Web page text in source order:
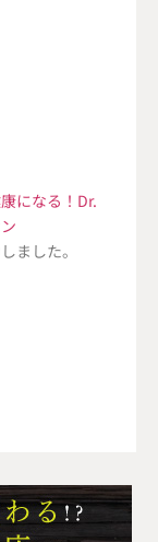
康になる！Dr.
ました。